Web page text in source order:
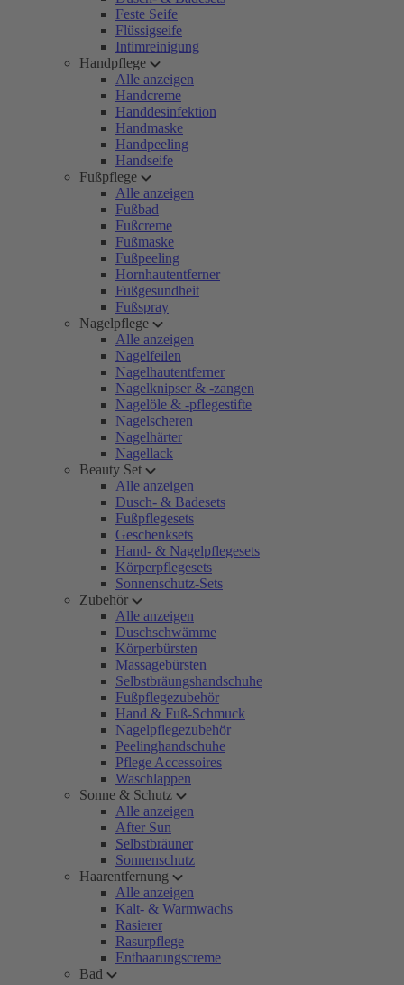
Feste Seife
Flüssigseife
Intimreinigung
Handpflege
Alle anzeigen
Handcreme
Handdesinfektion
Handmaske
Handpeeling
Handseife
Fußpflege
Alle anzeigen
Fußbad
Fußcreme
Fußmaske
Fußpeeling
Hornhautentferner
Fußgesundheit
Fußspray
Nagelpflege
Alle anzeigen
Nagelfeilen
Nagelhautentferner
Nagelknipser & -zangen
Nagelöle & -pflegestifte
Nagelscheren
Nagelhärter
Nagellack
Beauty Set
Alle anzeigen
Dusch- & Badesets
Fußpflegesets
Geschenksets
Hand- & Nagelpflegesets
Körperpflegesets
Sonnenschutz-Sets
Zubehör
Alle anzeigen
Duschschwämme
Körperbürsten
Massagebürsten
Selbstbräungshandschuhe
Fußpflegezubehör
Hand & Fuß-Schmuck
Nagelpflegezubehör
Peelinghandschuhe
Pflege Accessoires
Waschlappen
Sonne & Schutz
Alle anzeigen
After Sun
Selbstbräuner
Sonnenschutz
Haarentfernung
Alle anzeigen
Kalt- & Warmwachs
Rasierer
Rasurpflege
Enthaarungscreme
Bad